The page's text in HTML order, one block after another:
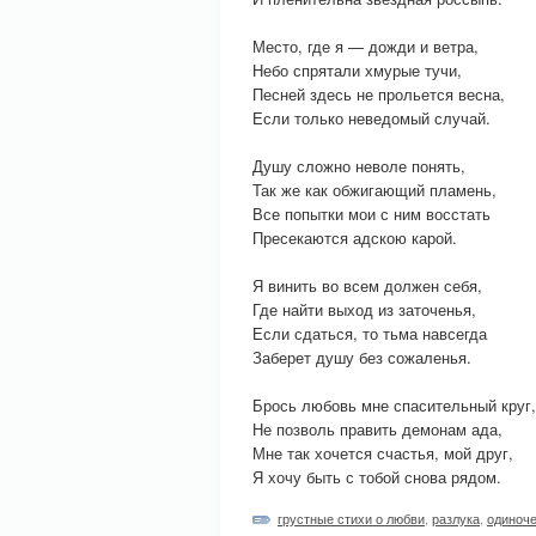
Место, где я — дожди и ветра,
Небо спрятали хмурые тучи,
Песней здесь не прольется весна,
Если только неведомый случай.
Душу сложно неволе понять,
Так же как обжигающий пламень,
Все попытки мои с ним восстать
Пресекаются адскою карой.
Я винить во всем должен себя,
Где найти выход из заточенья,
Если сдаться, то тьма навсегда
Заберет душу без сожаленья.
Брось любовь мне спасительный круг,
Не позволь править демонам ада,
Мне так хочется счастья, мой друг,
Я хочу быть с тобой снова рядом.
грустные стихи о любви разлука